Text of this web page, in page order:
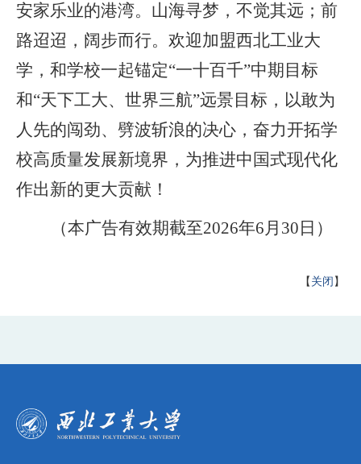
安家乐业的港湾。山海寻梦，不觉其远；前
路迢迢，阔步而行。 欢迎加盟西北工业大
学，和学校一起锚定“一十百千”中期目标
和“天下工大、世界三航”远景目标，以敢为
人先的闯劲、劈波斩浪的决心，奋力开拓学
校高质量发展新境界，为推进中国式现代化
作出新的更大贡献！
（本广告有效期截至2026年6月 30 日）
【关闭】